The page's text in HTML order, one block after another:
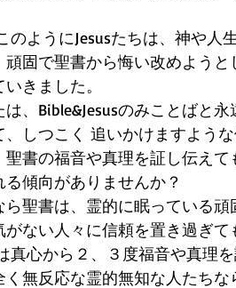
のようにJesusたちは、神や人
頑固で聖書から悔い改めよう
いきました。
は、Bible&Jesusのみことばと
、しつこく 追いかけますよう
聖書の福音や真理を証し伝え
る傾向がありませんか？
ら聖書は、霊的に眠っている
がない人々に信頼を置き過ぎて
真心から２、３度福音や真理
く無反応な霊的無知な人たち